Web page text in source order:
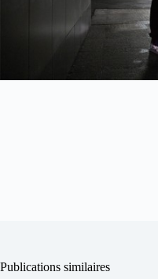
Publications similaires